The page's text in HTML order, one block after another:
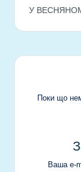
по
У
Поки що
Ваша e-